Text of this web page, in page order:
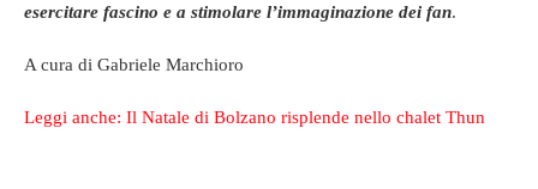
esercitare fascino e a stimolare l’immaginazione dei fan.
A cura di Gabriele Marchioro
Leggi anche: Il Natale di Bolzano risplende nello chalet Thun